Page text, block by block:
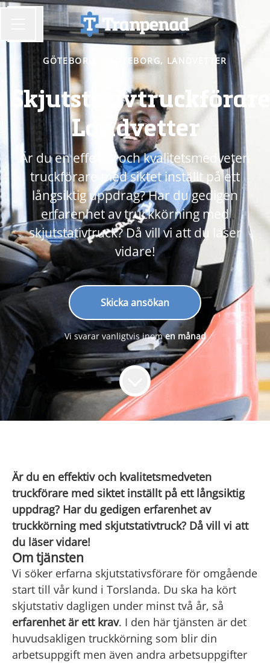
KARRIÄRMENY
Dela sidan
GÖTEBORG GÖTEBORG, LANDVETTER
Skjutstativtruckförare
Landvetter
Är du en effektiv och kvalitetsmedveten
truckförare med siktet inställt på ett
långsiktig uppdrag? Har du gedigen
erfarenhet av truckkörning med
skjutstativtruck? Då vill vi att du läser
vidare!
Skicka ansökan
Vi svarar vanligtvis inomen månad
Är du en effektiv och kvalitetsmedveten
truckförare med siktet inställt på ett långsiktig
uppdrag? Har du gedigen erfarenhet av
truckkörning med skjutstativtruck? Då vill vi att
du läser vidare!
Om tjänsten
Vi söker erfarna skjutstativsförare för omgående
start till vår kund i Torslanda. Du ska ha kört
skjutstativ dagligen under minst två år, så
erfarenhet är ett krav. I den här tjänsten är det
huvudsakligen truckkörning som blir din
arbetsuppgift men även andra arbetsuppgifter